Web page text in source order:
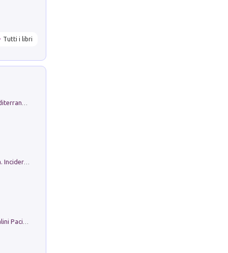
Tutti i libri
Ho Camminato Alla Luce Della Storia. Incidere per Pasolini. Quaderni di Incisione Contemporanea n 30